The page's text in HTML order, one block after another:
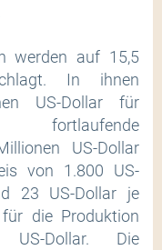
werden auf 15,5
In ihnen
US-Dollar für
fortlaufende
US-Dollar
von 1.800 US-
23 US-Dollar je
die Produktion
Dollar. Die